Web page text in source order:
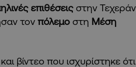
επιθέσεις στην
τον πόλεμο στη Μέση
βίντεο που ισχυρίστηκε ότι